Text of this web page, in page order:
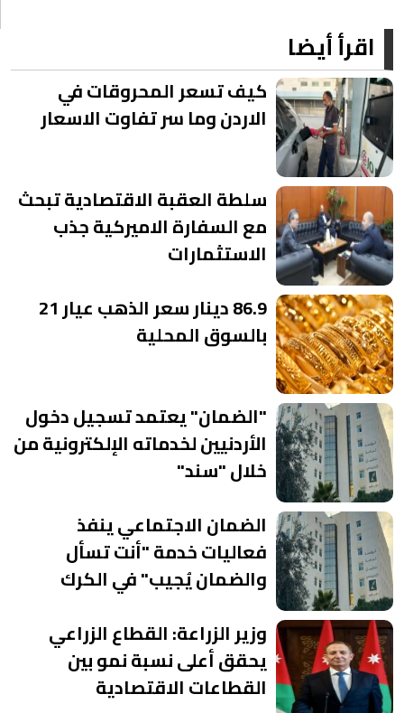
اقرأ أيضا
كيف تسعر المحروقات في
الاردن وما سر تفاوت الاسعار
سلطة العقبة الاقتصادية تبحث
مع السفارة الاميركية جذب
الاستثمارات
86.9 دينار سعر الذهب عيار 21
بالسوق المحلية
"الضمان" يعتمد تسجيل دخول
الأردنيين لخدماته الإلكترونية من
خلال "سند"
الضمان الاجتماعي ينفذ
فعاليات خدمة "أنت تسأل
والضمان يُجيب" في الكرك
وزير الزراعة: القطاع الزراعي
يحقق أعلى نسبة نمو بين
القطاعات الاقتصادية